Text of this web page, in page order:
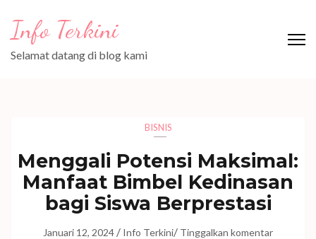
konten
(Tekan
Info Terkini
Selamat datang di blog kami
BISNIS
Menggali Potensi Maksimal:
Manfaat Bimbel Kedinasan
bagi Siswa Berprestasi
Januari 12, 2024 / Info Terkini/ Tinggalkan komentar